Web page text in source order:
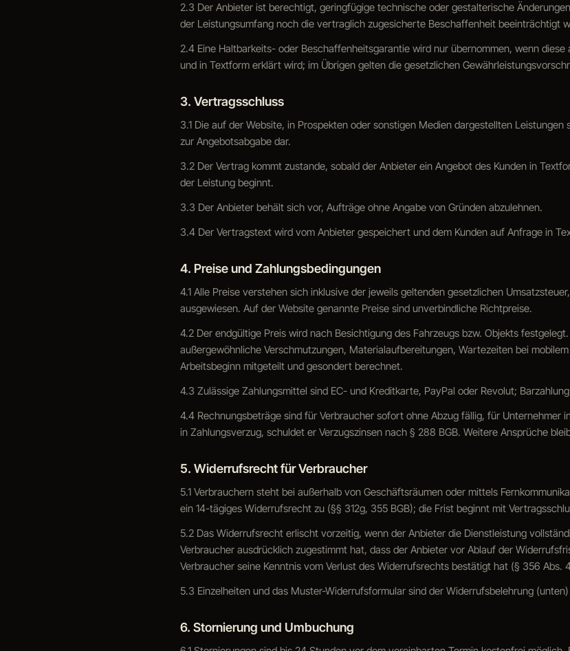
2.3 Der Anbieter ist berechtigt, geringfügige technische oder gestalterische
der Leistungsumfang noch die vertraglich zugesicherte Beschaffenheit beeinträchtigt
2.4 Eine Haltbarkeits- oder Beschaffenheitsgarantie wird nur übernommen, wenn diese
und in Textform erklärt wird; im Übrigen gelten die gesetzlichen
3. Vertragsschluss
3.1 Die auf der Website, in Prospekten oder sonstigen Medien dargestellten
zur Angebotsabgabe dar.
3.2 Der Vertrag kommt zustande, sobald der Anbieter ein Angebot des Kunden in
der Leistung beginnt.
3.3 Der Anbieter behält sich vor, Aufträge ohne Angabe von Gründen abzulehnen.
3.4 Der Vertragstext wird vom Anbieter gespeichert und dem Kunden auf Anfrage in
4. Preise und Zahlungsbedingungen
4.1 Alle Preise verstehen sich inklusive der jeweils geltenden gesetzlichen
ausgewiesen. Auf der Website genannte Preise sind unverbindliche Richtpreise.
4.2 Der endgültige Preis wird nach Besichtigung des Fahrzeugs bzw. Objekts
außergewöhnliche Verschmutzungen, Materialaufbereitungen, Wartezeiten bei
Arbeitsbeginn mitgeteilt und gesondert berechnet.
4.3 Zulässige Zahlungsmittel sind EC- und Kreditkarte, PayPal oder Revolut;
4.4 Rechnungsbeträge sind für Verbraucher sofort ohne Abzug fällig, für Unternehmer
in Zahlungsverzug, schuldet er Verzugszinsen nach § 288 BGB. Weitere Ansprüche
5. Widerrufsrecht für Verbraucher
5.1 Verbrauchern steht bei außerhalb von Geschäftsräumen oder mittels
ein 14-tägiges Widerrufsrecht zu (§§ 312g, 355 BGB); die Frist beginnt mit
5.2 Das Widerrufsrecht erlischt vorzeitig, wenn der Anbieter die Dienstleistung
Verbraucher ausdrücklich zugestimmt hat, dass der Anbieter vor Ablauf der
Verbraucher seine Kenntnis vom Verlust des Widerrufsrechts bestätigt hat (§ 356 Abs.
5.3 Einzelheiten und das Muster-Widerrufsformular sind der Widerrufsbelehrung
6. Stornierung und Umbuchung